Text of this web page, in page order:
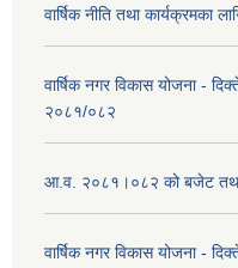
वार्षिक नीति तथा कार्यक्रमका
वार्षिक नगर विकास योजना -
२०८१/०८२
आ.व. २०८१।०८२ को बजेट तथा
वार्षिक नगर विकास योजना -